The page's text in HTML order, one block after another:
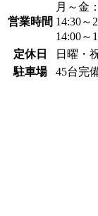
営業時間
月～金：
14:30～
14:00～
定休日
日曜・
駐車場
45台完